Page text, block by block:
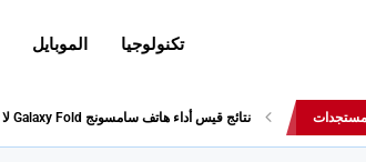
تكنولوجيا الموبايل
أحدث إصدارات هواوي: هاتف “nova 8 SE” ينطلق رسميا مع أربع...